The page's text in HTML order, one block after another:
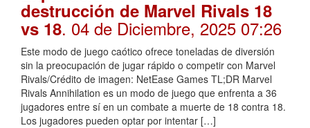
destrucción de Marvel Rivals 18
vs 18. 04 de Diciembre, 2025 07:26
Este modo de juego caótico ofrece toneladas de diversión
sin la preocupación de jugar rápido o competir con Marvel
Rivals/Crédito de imagen: NetEase Games TL;DR Marvel
Rivals Annihilation es un modo de juego que enfrenta a 36
jugadores entre sí en un combate a muerte de 18 contra 18.
Los jugadores pueden optar por intentar […]